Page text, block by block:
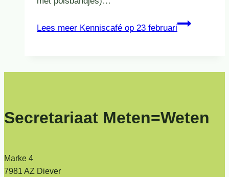
Lees meer Kenniscafé op 23 februari
Secretariaat Meten=Weten
Marke 4
7981 AZ Diever